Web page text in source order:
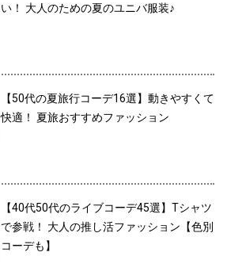
い！ 大人のための夏のユニバ服装♪
【50代の夏旅行コーデ16選】動きやすくて
快適！ 夏旅おすすめファッション
【40代50代のライブコーデ45選】Tシャツ
で参戦！ 大人の推し活ファッション【色別
コーデも】